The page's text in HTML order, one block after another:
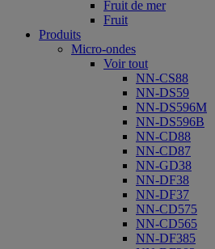
Fruit de mer
Fruit
Produits
Micro-ondes
Voir tout
NN-CS88
NN-DS59
NN-DS596M
NN-DS596B
NN-CD88
NN-CD87
NN-GD38
NN-DF38
NN-DF37
NN-CD575
NN-CD565
NN-DF385